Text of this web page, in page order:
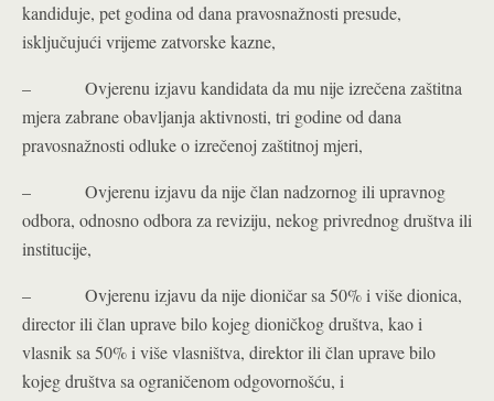
kandiduje, pet godina od dana pravosnažnosti presude,
isključujući vrijeme zatvorske kazne,
– Ovjerenu izjavu kandidata da mu nije izrečena zaštitna
mjera zabrane obavljanja aktivnosti, tri godine od dana
pravosnažnosti odluke o izrečenoj zaštitnoj mjeri,
– Ovjerenu izjavu da nije član nadzornog ili upravnog
odbora, odnosno odbora za reviziju, nekog privrednog društva ili
institucije,
– Ovjerenu izjavu da nije dioničar sa 50% i više dionica,
director ili član uprave bilo kojeg dioničkog društva, kao i
vlasnik sa 50% i više vlasništva, direktor ili član uprave bilo
kojeg društva sa ograničenom odgovornošću, i